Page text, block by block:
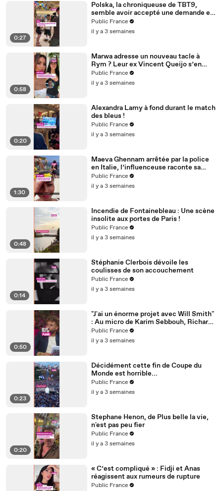
0:27
Polska, la chroniqueuse de TBT9,
semble avoir accepté une demande en
mariage de son ami créateur de
contenu Anis
Public France
il y a 3 semaines
0:58
Marwa adresse un nouveau tacle à
Rym ? Leur ex Vincent Queijo s’en
mêle !
Public France
il y a 3 semaines
0:20
Alexandra Lamy à fond durant le match
des bleus !
Public France
il y a 3 semaines
1:30
Maeva Ghennam arrêtée par la police
en Italie, l’influenceuse raconte sa
mésaventure
Public France
il y a 3 semaines
0:48
Incendie de Fontainebleau : Une scène
insolite aux portes de Paris !
Public France
il y a 3 semaines
0:14
Stéphanie Clerbois dévoile les
coulisses de son accouchement
Public France
il y a 3 semaines
0:50
"J'ai un énorme projet avec Will Smith"
: Au micro de Karim Sebbouh, Richard
Orlinski dit tout au Public
Public France
il y a 3 semaines
0:23
Décidément cette fin de Coupe du
Monde est horrible...
Public France
il y a 3 semaines
0:20
Stephane Henon, de Plus belle la vie,
n'est pas peu fier
Public France
il y a 3 semaines
« C’est compliqué » : Fidji et Anas
réagissent aux rumeurs de rupture
Public France